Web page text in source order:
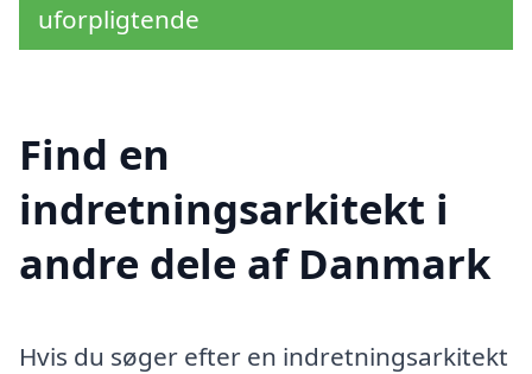
uforpligtende
Find en
indretningsarkitekt i
andre dele af Danmark
Hvis du søger efter en indretningsarkitekt